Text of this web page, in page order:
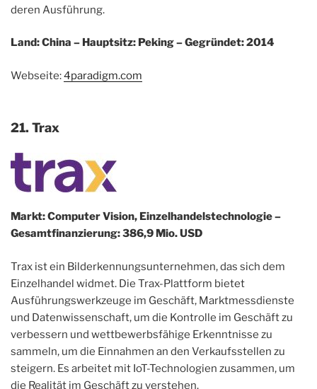
deren Ausführung.
Land: China – Hauptsitz: Peking – Gegründet: 2014
Webseite:4paradigm.com
21. Trax
Markt: Computer Vision, Einzelhandelstechnologie –
Gesamtfinanzierung: 386,9 Mio. USD
Trax ist ein Bilderkennungsunternehmen, das sich dem
Einzelhandel widmet. Die Trax-Plattform bietet
Ausführungswerkzeuge im Geschäft, Marktmessdienste
und Datenwissenschaft, um die Kontrolle im Geschäft zu
verbessern und wettbewerbsfähige Erkenntnisse zu
sammeln, um die Einnahmen an den Verkaufsstellen zu
steigern. Es arbeitet mit IoT-Technologien zusammen, um
die Realität im Geschäft zu verstehen.